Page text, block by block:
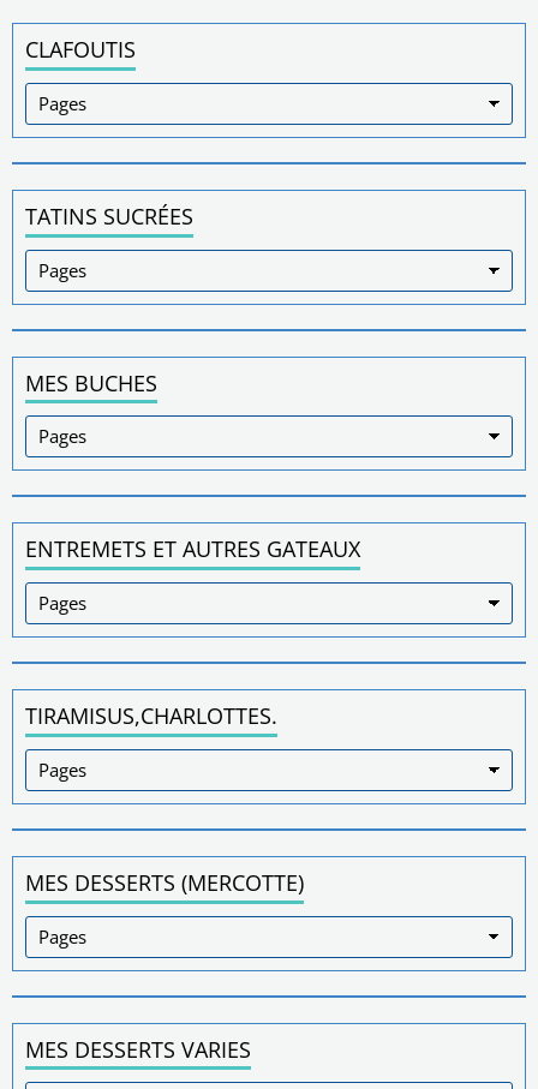
CLAFOUTIS
TATINS SUCRÉES
MES BUCHES
ENTREMETS ET AUTRES GATEAUX
TIRAMISUS,CHARLOTTES.
MES DESSERTS (MERCOTTE)
MES DESSERTS VARIES